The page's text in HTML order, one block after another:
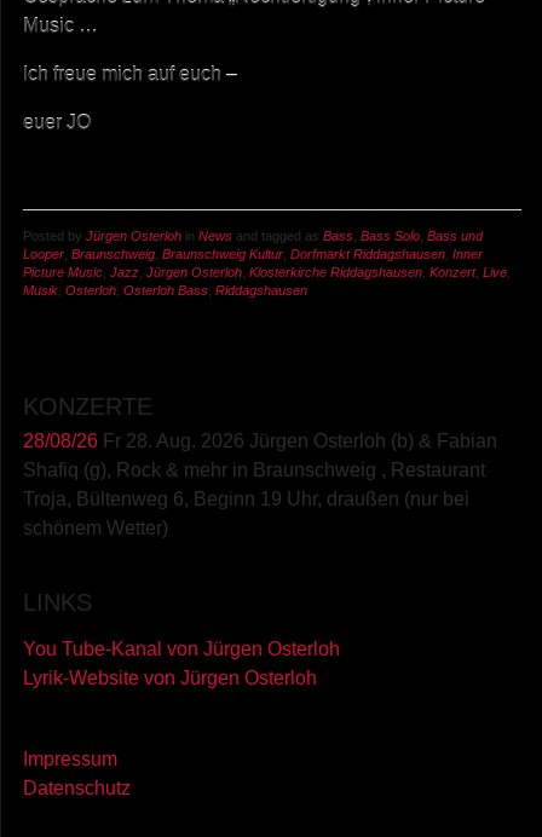
Music …
Ich freue mich auf euch –
euer JO
Posted by Jürgen Osterloh in News and tagged as Bass Bass Solo Bass und
Looper Braunschweig Braunschweig Kultur Dorfmarkt Riddagshausen Inner
Picture Music Jazz Jürgen Osterloh Klosterkirche Riddagshausen Konzert, Live
Musik Osterloh Osterloh Bass Riddagshausen
KONZERTE
28/08/26 Fr 28. Aug. 2026 Jürgen Osterloh (b) & Fabian
Shafiq (g), Rock & mehr in Braunschweig , Restaurant
Troja, Bültenweg 6, Beginn 19 Uhr, draußen (nur bei
schönem Wetter)
LINKS
You Tube-Kanal von Jürgen Osterloh
Lyrik-Website von Jürgen Osterloh
Impressum
Datenschutz